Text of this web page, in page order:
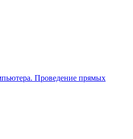
Проведение прямых